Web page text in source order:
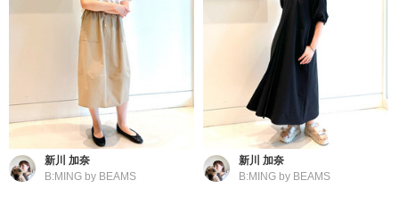
新川 加奈
B:MING by BEAMS
新川 加奈
B:MING by BEAMS